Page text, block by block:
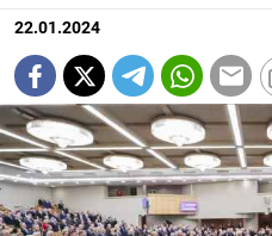
22.01.2024